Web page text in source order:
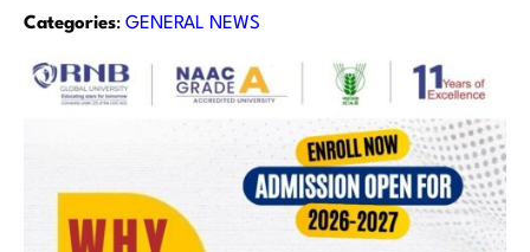
Categories: GENERAL NEWS